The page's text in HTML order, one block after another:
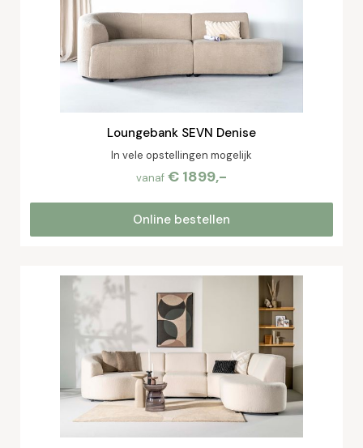
Loungebank SEVN Denise
In vele opstellingen mogelijk
vanaf € 1899,-
Online bestellen